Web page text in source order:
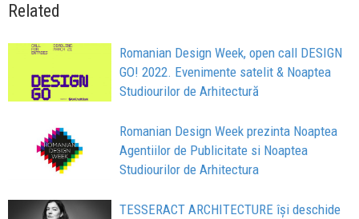
Related
Romanian Design Week, open call DESIGN
GO! 2022. Evenimente satelit & Noaptea
Studiourilor de Arhitectură
Romanian Design Week prezinta Noaptea
Agentiilor de Publicitate si Noaptea
Studiourilor de Arhitectura
TESSERACT ARCHITECTURE își deschide